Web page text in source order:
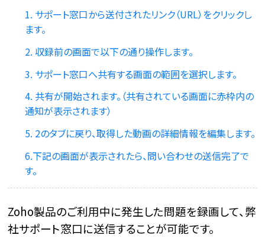
1. サポート窓口から送付されたリンク（URL）をクリックし
ます。
2. 収録前の画面で以下の通り操作します。
3. サポート窓口へ共有する画面の範囲を選択します。
4. 共有が開始されます。（共有されている画面に赤枠内の
通知が表示されます）
5. 2のタブに戻り、取得した動画の詳細情報を編集します。
6.下記の画面が表示されたら、問い合わせの送信完了で
す。
Zoho製品のご利用中に発生した問題を録画して、弊
社サポート窓口に送信することが可能です。